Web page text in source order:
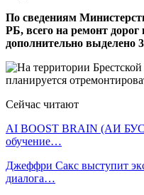
По сведениям
РБ, всего на ремонт
дополнительно выделено
Сейчас читают
AI BOOST BRAIN (АИ
обучение…
Джеффри Сакс выступит
диалога…